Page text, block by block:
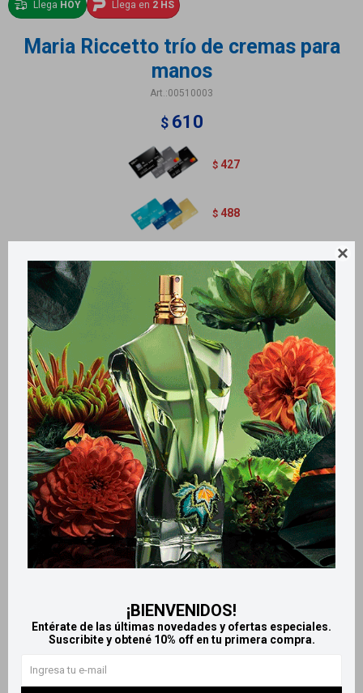

¡BIENVENIDOS!
Entérate de las últimas novedades y ofertas especiales.
Suscribite y obtené 10% off en tu primera compra.
Llega HOY Llega en 2 HS
Maria Riccetto trío de cremas para
manos
00510003
$ 610
$ 427
$ 488
Trío de cremas para manos Maria Riccetoo. Contiene 50 g c/u
Métodos y costos de envío
Retiros gratuitos en tiendas
Productos que te pueden interesar
HOY
Llega en
HOY